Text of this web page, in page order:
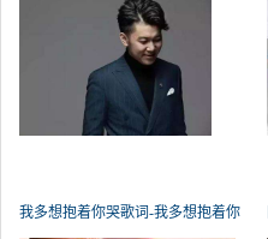
我多想抱着你哭歌词-我多想抱着你